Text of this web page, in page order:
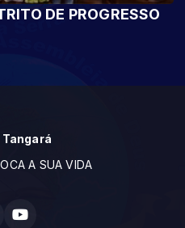
DE PROGRESSO
A SUA VIDA